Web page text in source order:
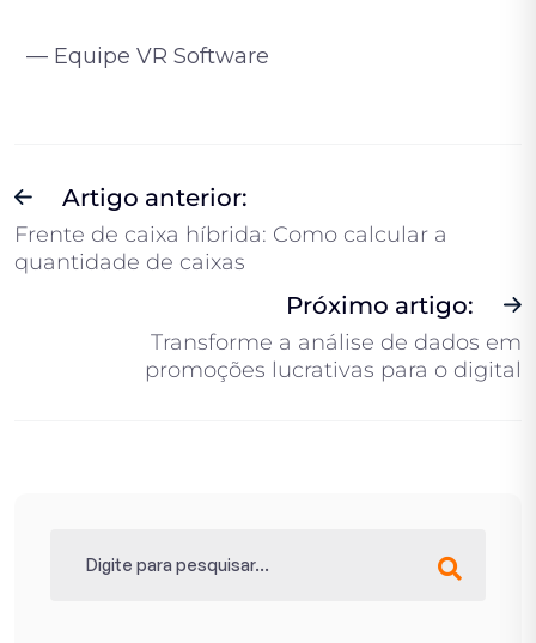
— Equipe VR Software
Artigo anterior:
Frente de caixa híbrida: Como calcular a
quantidade de caixas
Próximo artigo:
Transforme a análise de dados em
promoções lucrativas para o digital